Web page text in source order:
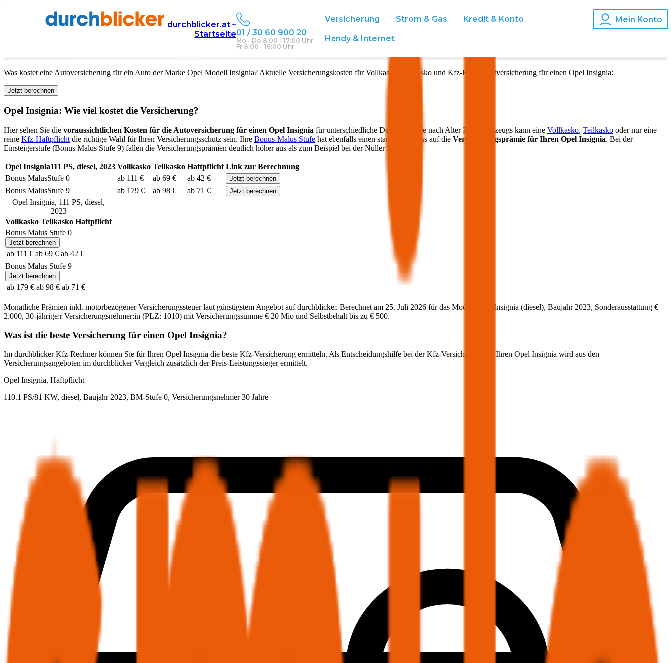
durchblicker.at –
Startseite01 / 30 60 900 20
Mo - Do 8:00 - 17:00 Uhr
Fr 8:00 - 16:00 Uhr
Versicherung Strom & Gas Kredit & Konto
Handy & Internet
Mein Konto
Autoversicherung Opel
in Österreich
Was kostet eine Autoversicherung für ein Auto der Marke Opel Modell Insignia? Aktuelle Versicherungskosten für Vollkasko, Teilkasko und Kfz-Haftpflichtversicherung für einen Opel Insignia:
Jetzt berechnen
Opel Insignia: Wie viel kostet die Versicherung?
Hier sehen Sie die voraussichtlichen Kosten für die Autoversicherung für einen Opel Insignia für unterschiedliche Deckungen. Je nach Alter Ihres Fahrzeugs kann eine Vollkasko, Teilkasko oder nur eine
reine Kfz-Haftpflicht die richtige Wahl für Ihren Versicherungsschutz sein. Ihre Bonus-Malus Stufe hat ebenfalls einen starken Einfluss auf die Versicherungsprämie für Ihren Opel Insignia. Bei der
Einsteigerstufe (Bonus Malus Stufe 9) fallen die Versicherungsprämien deutlich höher aus als zum Beispiel bei der Nuller Stufe.
Opel Insignia111 PS, diesel, 2023 Vollkasko Teilkasko Haftpflicht Link zur Berechnung
Bonus MalusStufe 0 ab 111 € ab 69 € ab 42 € Jetzt berechnen
Bonus MalusStufe 9 ab 179 € ab 98 € ab 71 € Jetzt berechnen
Opel Insignia, 111 PS, diesel,
2023
Vollkasko Teilkasko Haftpflicht
Bonus Malus Stufe 0
Jetzt berechnen
ab 111 € ab 69 € ab 42 €
Bonus Malus Stufe 9
Jetzt berechnen
ab 179 € ab 98 € ab 71 €
Monatliche Prämien inkl. motorbezogener Versicherungssteuer laut günstigstem Angebot auf durchblicker. Berechnet am 25. Juli 2026 für das Modell Insignia (diesel), Baujahr 2023, Sonderausstattung €
2.000, 30-jährige:rVersicherungsnehmer:in (PLZ: 1010) mit Versicherungssumme € 20 Mio und Selbstbehalt bis zu € 500.
Was ist die beste Versicherung für einen Opel Insignia?
Im durchblicker Kfz-Rechner können Sie für Ihren Opel Insignia die beste Kfz-Versicherung ermitteln. Als Entscheidungshilfe bei der Kfz-Versicherung für Ihren Opel Insignia wird aus den
Versicherungsangeboten im durchblicker Vergleich zusätzlich der Preis-Leistungssieger ermittelt.
Opel Insignia, Haftpflicht
110.1 PS/81 KW, diesel, Baujahr 2023, BM-Stufe 0, Versicherungsnehmer 30 Jahre